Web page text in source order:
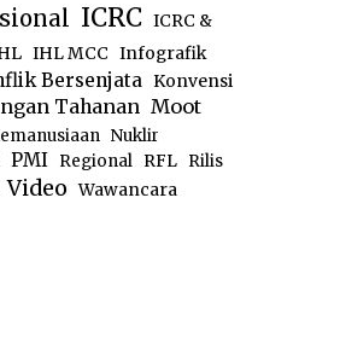
ICRC ICRC &
IHL MCC Infografik
Bersenjata Konvensi
Tahanan Moot
Nuklir
PMI Regional RFL
Rilis
Video Wawancara